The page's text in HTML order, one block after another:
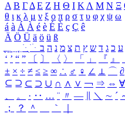
Α Β ΓΔ Ε Ζ Η Θ Ι ΚΛ Μ Ν Ξ
θ ι κ λ μ ν ξ ο π ρ σ τ υ φ χ ψ ω
á à Á À é è É È ç Ç ê
Ä Ö Ü ä ö ü ß
ִֶֹ ֻּ ׁׂ ע כ ג ד ש ץ ת צ מ נ ה ב
‘ ’ “ ” 〔 〕 〈 〉 「 」 『 』
± × ÷ ≠ ≤ ≥ ∞ ∴ ♂ ♀ ∠ ⊥ ⌒ ∂
⊆ ⊇ ⊂ ⊃ ∪ ∩ ∧ ∨ ￢ ⇒ ⇔ ∀
、
。 · ‥ … ¨ 〃 ― ＼ ∼ ´
；
？ ＾ ｀